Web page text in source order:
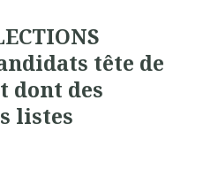
tête de
dont des
listes